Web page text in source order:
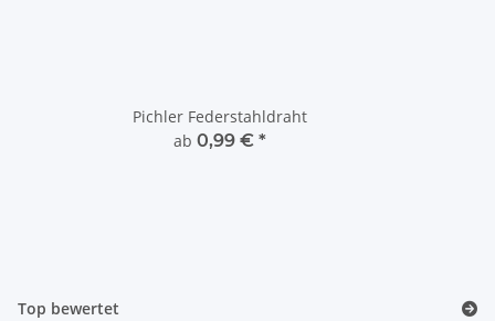
Pichler Federstahldraht
ab 0,99 € *
Top bewertet